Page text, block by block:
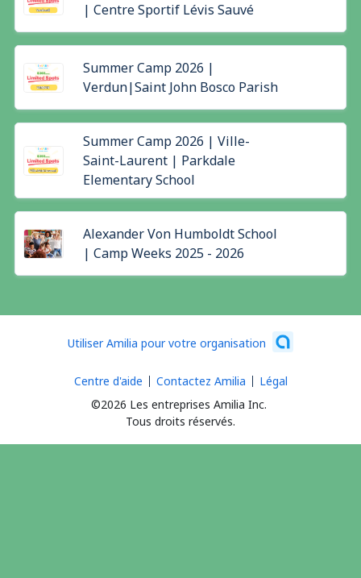
| Centre Sportif Lévis Sauvé
Summer Camp 2026 |
Verdun|Saint John Bosco Parish
Summer Camp 2026 | Ville-
Saint-Laurent | Parkdale
Elementary School
Alexander Von Humboldt School
| Camp Weeks 2025 - 2026
Utiliser Amilia pour votre organisation
©2026 Les entreprises Amilia Inc.
Tous droits réservés.
Centre d'aide Contactez Amilia Légal